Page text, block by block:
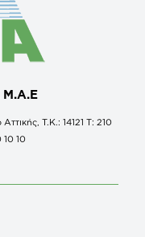
Μ.Α.Ε
Τ.Κ.: 14121 Τ: 210
10 10